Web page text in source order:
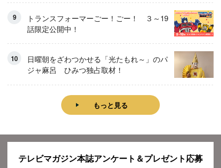
トランスフォーマーごー！ごー！ ３～19
話限定公開中！
日曜朝をざわつかせる「光たもれ～」のパ
ジャ麻呂 ひみつ独占取材！
もっと見る
テレビマガジン本誌アンケート＆プレゼント応募